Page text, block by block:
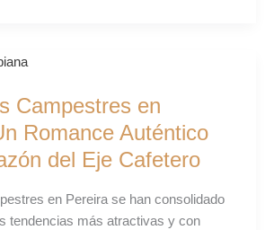
Campestres en
Romance Auténtico
del Eje Cafetero
en Pereira se han consolidado
tendencias más atractivas y con